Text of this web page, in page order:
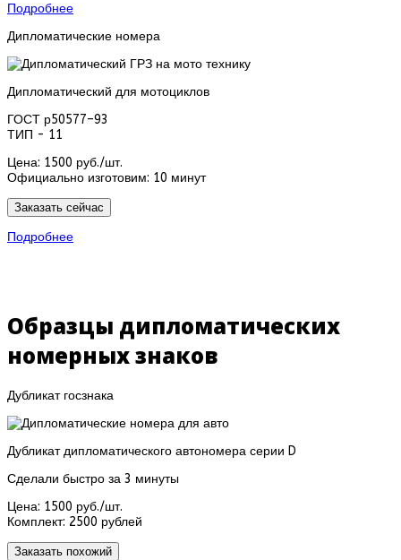
Подробнее
Дипломатические номера
Дипломатический для мотоциклов
ГОСТ р50577–93
ТИП - 11
Цена: 1500 руб./шт.
Официально изготовим: 10 минут
Заказать сейчас
Подробнее
Образцы дипломатических
номерных знаков
Дубликат госзнака
Дубликат дипломатического автономера серии D
Сделали быстро за 3 минуты
Цена: 1500 руб./шт.
Комплект: 2500 рублей
Заказать похожий